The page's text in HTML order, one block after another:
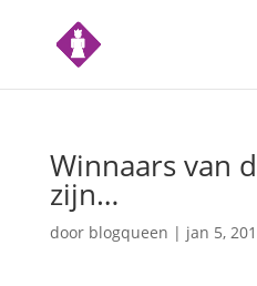
Winnaars van
zijn…
door blogqueen | jan 5,